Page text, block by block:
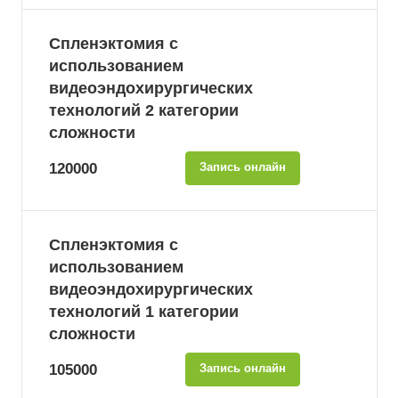
Спленэктомия с
использованием
видеоэндохирургических
технологий 2 категории
сложности
120000 Запись онлайн
Спленэктомия с
использованием
видеоэндохирургических
технологий 1 категории
сложности
105000 Запись онлайн